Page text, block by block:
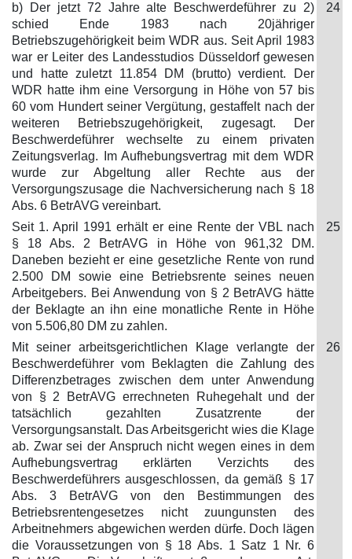
b) Der jetzt 72 Jahre alte Beschwerdeführer zu 2)
schied Ende 1983 nach 20jähriger
Betriebszugehörigkeit beim WDR aus. Seit April 1983
war er Leiter des Landesstudios Düsseldorf gewesen
und hatte zuletzt 11.854 DM (brutto) verdient. Der
WDR hatte ihm eine Versorgung in Höhe von 57 bis
60 vom Hundert seiner Vergütung, gestaffelt nach der
weiteren Betriebszugehörigkeit, zugesagt. Der
Beschwerdeführer wechselte zu einem privaten
Zeitungsverlag. Im Aufhebungsvertrag mit dem WDR
wurde zur Abgeltung aller Rechte aus der
Versorgungszusage die Nachversicherung nach § 18
Abs. 6 BetrAVG vereinbart.
24
Seit 1. April 1991 erhält er eine Rente der VBL nach
§ 18 Abs. 2 BetrAVG in Höhe von 961,32 DM.
Daneben bezieht er eine gesetzliche Rente von rund
2.500 DM sowie eine Betriebsrente seines neuen
Arbeitgebers. Bei Anwendung von § 2 BetrAVG hätte
der Beklagte an ihn eine monatliche Rente in Höhe
von 5.506,80 DM zu zahlen.
25
Mit seiner arbeitsgerichtlichen Klage verlangte der
Beschwerdeführer vom Beklagten die Zahlung des
Differenzbetrages zwischen dem unter Anwendung
von § 2 BetrAVG errechneten Ruhegehalt und der
tatsächlich gezahlten Zusatzrente der
Versorgungsanstalt. Das Arbeitsgericht wies die Klage
ab. Zwar sei der Anspruch nicht wegen eines in dem
Aufhebungsvertrag erklärten Verzichts des
Beschwerdeführers ausgeschlossen, da gemäß § 17
Abs. 3 BetrAVG von den Bestimmungen des
Betriebsrentengesetzes nicht zuungunsten des
Arbeitnehmers abgewichen werden dürfe. Doch lägen
die Voraussetzungen von § 18 Abs. 1 Satz 1 Nr. 6
26